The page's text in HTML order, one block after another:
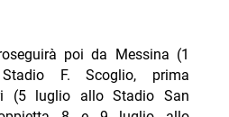
poi da Messina (1
F. Scoglio, prima
(5 luglio allo Stadio San